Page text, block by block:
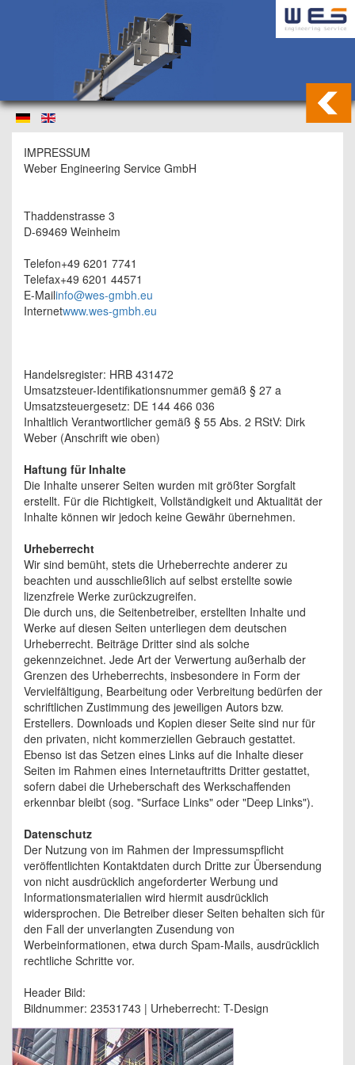
IMPRESSUM
Weber Engineering Service GmbH
Thaddenstrasse 3
D-69469 Weinheim
Telefon+49 6201 7741
Telefax+49 6201 44571
E-Mailinfo@wes-gmbh.eu
Internetwww.wes-gmbh.eu
Handelsregister: HRB 431472
Umsatzsteuer-Identifikationsnummer gemäß § 27 a
Umsatzsteuergesetz: DE 144 466 036
Inhaltlich Verantwortlicher gemäß § 55 Abs. 2 RStV: Dirk
Weber (Anschrift wie oben)
Haftung für Inhalte
Die Inhalte unserer Seiten wurden mit größter Sorgfalt
erstellt. Für die Richtigkeit, Vollständigkeit und Aktualität der
Inhalte können wir jedoch keine Gewähr übernehmen.
Urheberrecht
Wir sind bemüht, stets die Urheberrechte anderer zu
beachten und ausschließlich auf selbst erstellte sowie
lizenzfreie Werke zurückzugreifen.
Die durch uns, die Seitenbetreiber, erstellten Inhalte und
Werke auf diesen Seiten unterliegen dem deutschen
Urheberrecht. Beiträge Dritter sind als solche
gekennzeichnet. Jede Art der Verwertung außerhalb der
Grenzen des Urheberrechts, insbesondere in Form der
Vervielfältigung, Bearbeitung oder Verbreitung bedürfen der
schriftlichen Zustimmung des jeweiligen Autors bzw.
Erstellers. Downloads und Kopien dieser Seite sind nur für
den privaten, nicht kommerziellen Gebrauch gestattet.
Ebenso ist das Setzen eines Links auf die Inhalte dieser
Seiten im Rahmen eines Internetauftritts Dritter gestattet,
sofern dabei die Urheberschaft des Werkschaffenden
erkennbar bleibt (sog. "Surface Links" oder "Deep Links").
Datenschutz
Der Nutzung von im Rahmen der Impressumspflicht
veröffentlichten Kontaktdaten durch Dritte zur Übersendung
von nicht ausdrücklich angeforderter Werbung und
Informationsmaterialien wird hiermit ausdrücklich
widersprochen. Die Betreiber dieser Seiten behalten sich für
den Fall der unverlangten Zusendung von
Werbeinformationen, etwa durch Spam-Mails, ausdrücklich
rechtliche Schritte vor.
Header Bild:
Bildnummer: 23531743 | Urheberrecht: T-Design